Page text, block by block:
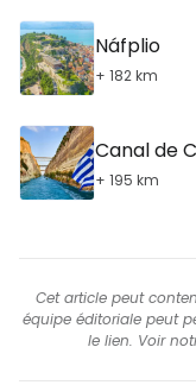
Náfplio
+ 182 km
Canal de
+ 195 km
Cet article peut
équipe éditoriale peut
le lien. Voir